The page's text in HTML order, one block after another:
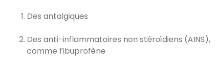
Des antalgiques
Des anti-inflammatoires non stéroïdiens (AINS),
comme l’ibuprofène